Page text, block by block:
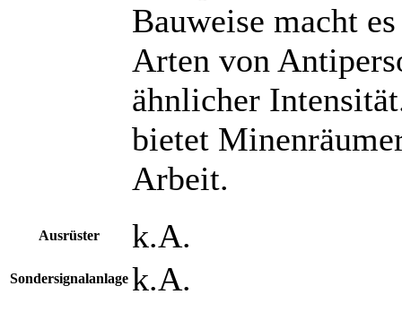
Bauweise macht
Arten von
ähnlicher
bietet
Arbeit.
Ausrüster k.A.
Sondersignalanlage k.A.